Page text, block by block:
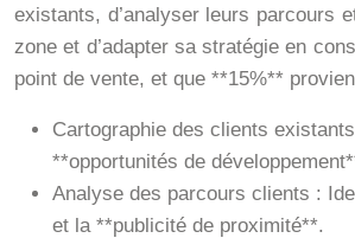
existants, d’analyser leurs parcours
zone et d’adapter sa stratégie en
point de vente, et que **15%**
Cartographie des clients
**opportunités de
Analyse des parcours clients :
et la **publicité de proximité**.